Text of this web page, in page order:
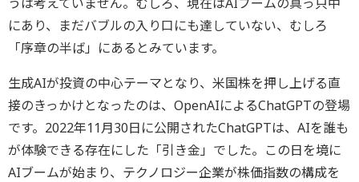
にあり、まだバブルの入り口にも達していない、むしろ
「序章の半ば」にあるとみています。
生成AIが投資の中心テーマとなり、米国株を押し上げる直
接のきっかけとなったのは、OpenAIによるChatGPTの登場
です。2022年11月30日に公開されたChatGPTは、AIを誰も
が体験できる存在にした「引き金」でした。この日を境に
AIブームが始まり、テクノロジー企業が株価指数の構成を